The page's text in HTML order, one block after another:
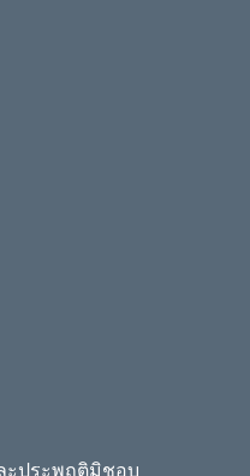
ะประพฤติมิชอบ